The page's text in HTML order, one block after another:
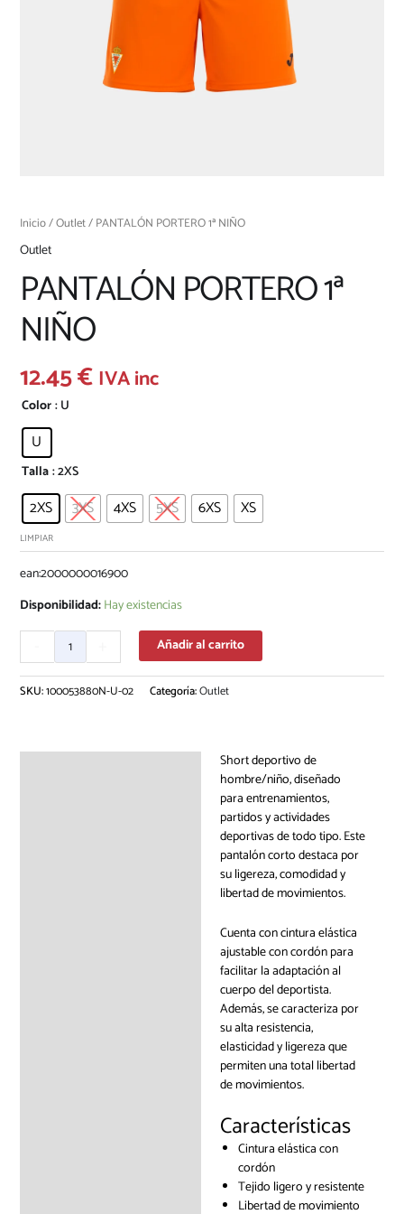
Inicio/Outlet/ PANTALÓN PORTERO 1ª NIÑO
Outlet
PANTALÓN PORTERO 1ª
NIÑO
12.45€ IVA inc
Color: U
U
Talla: 2XS
2XS 3XS 4XS 5XS 6XS XS
LIMPIAR
ean:2000000016900
Disponibilidad:Hay existencias
Añadir al carrito
SKU:100053880N-U-02 Categoría:Outlet
Short deportivo de
hombre/niño, diseñado
para entrenamientos,
partidos y actividades
deportivas de todo tipo. Este
pantalón corto destaca por
su ligereza, comodidad y
libertad de movimientos.
Cuenta con cintura elástica
ajustable con cordón para
facilitar la adaptación al
cuerpo del deportista.
Además, se caracteriza por
su alta resistencia,
elasticidad y ligereza que
permiten una total libertad
de movimientos.
Características
Cintura elástica con
cordón
Tejido ligero y resistente
Libertad de movimiento